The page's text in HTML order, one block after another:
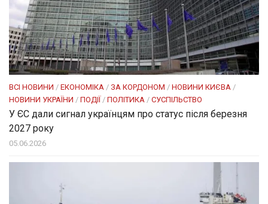
ВСІ НОВИНИ / ЕКОНОМІКА / ЗА КОРДОНОМ / НОВИНИ КИЄВА /
НОВИНИ УКРАЇНИ / ПОДІЇ/ ПОЛІТИКА / СУСПІЛЬСТВО
У ЄС дали сигнал українцям про статус після березня
2027 року
05.06.2026